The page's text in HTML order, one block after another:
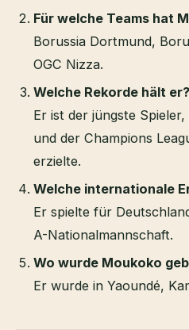
Für welche Teams hat
Borussia Dortmund,
OGC Nizza.
Welche Rekorde hält er?
Er ist der jüngste
und der Champions
erzielte.
Welche internationale
Er spielte für
A-Nationalmannschaft.
Wo wurde Moukoko
Er wurde in Yaoundé,